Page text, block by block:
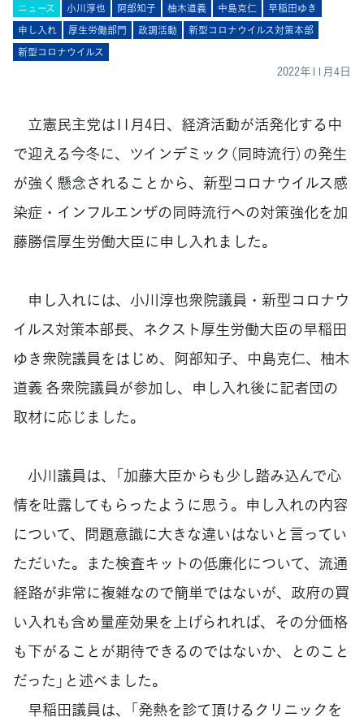
ニュース 小川淳也 阿部知子 柚木道義 中島克仁
早稲田ゆき
申し入れ
厚生労働部門 政調活動
新型コロナウイルス対策本部
新型コロナウイルス
2022年11月4日
立憲民主党は11月4日、経済活動が活発化する中
で迎える今冬に、ツインデミック（同時流行）の発生
が強く懸念されることから、新型コロナウイルス感
染症・インフルエンザの同時流行への対策強化を加
藤勝信厚生労働大臣に申し入れました。
申し入れには、小川淳也衆院議員・新型コロナウ
イルス対策本部長、ネクスト厚生労働大臣の早稲田
ゆき衆院議員をはじめ、阿部知子、中島克仁、柚木
道義 各衆院議員が参加し、申し入れ後に記者団の
取材に応じました。
小川議員は、「加藤大臣からも少し踏み込んで心
情を吐露してもらったように思う。申し入れの内容
について、問題意識に大きな違いはないと言ってい
ただいた。また検査キットの低廉化について、流通
経路が非常に複雑なので簡単ではないが、政府の買
い入れも含め量産効果を上げられれば、その分価格
も下がることが期待できるのではないか、とのこと
だった」と述べました。
早稲田議員は、「発熱を診て頂けるクリニックを